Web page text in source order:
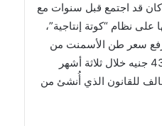
كان قد اجتمع قبل سنوات مع
نظام “كوتة إنتاجية”،
سعر طن الأسمنت من
2800 جنيه إلى أكثر من 4300 جنيه خلال ثلاثة أشهر
للقانون الذي أُنشئ من